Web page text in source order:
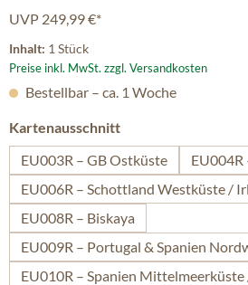
UVP 249,99 €*
Inhalt: 1 Stück
Preise inkl. MwSt. zzgl. Versandkosten
Bestellbar – ca. 1 Woche
Kartenausschnittauswählen
EU003R – GB Ostküste
EU004R
EU006R – Schottland Westküste /
EU008R – Biskaya
EU009R – Portugal & Spanien
EU010R – Spanien